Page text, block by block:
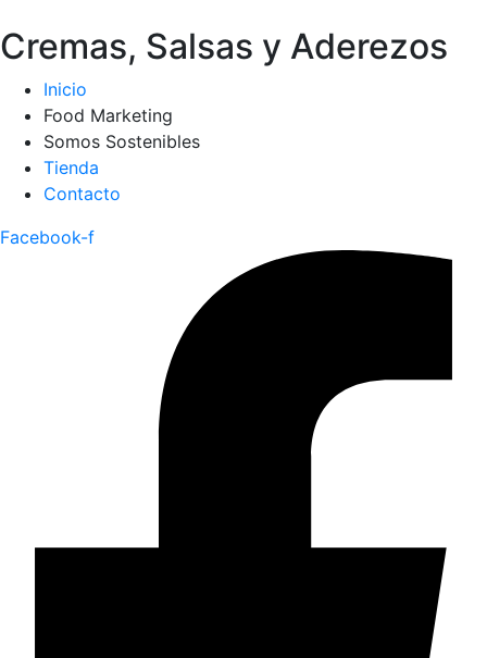
Cremas, Salsas y Aderezos
Inicio
Food Marketing
Somos Sostenibles
Tienda
Contacto
Facebook-f